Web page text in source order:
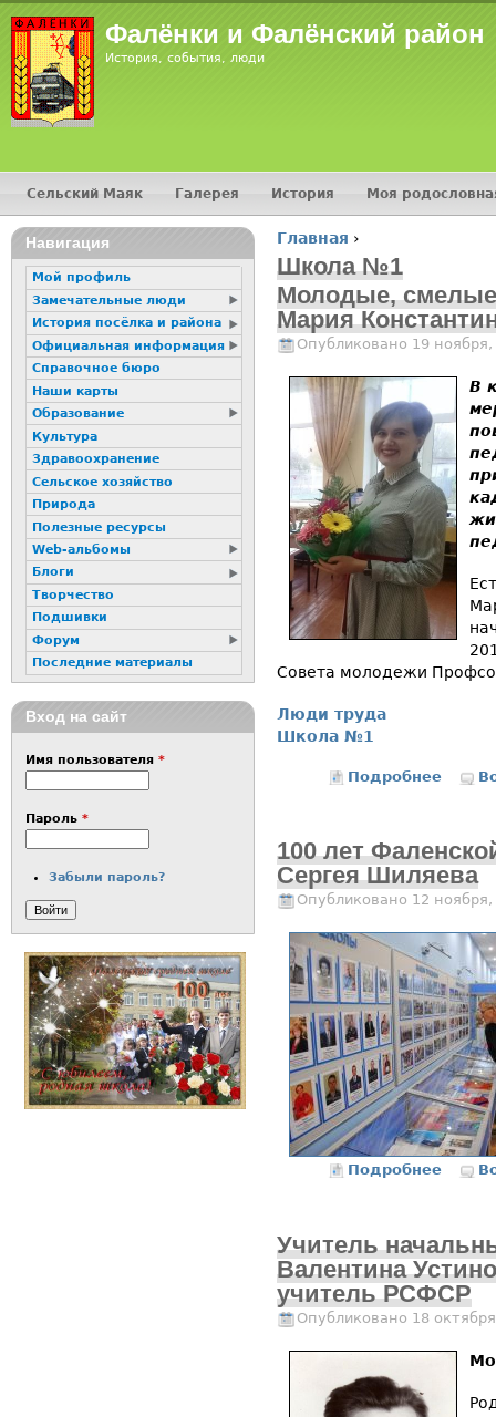
Фалёнки и Фалёнский район
История, события, люди
Вы здесь
Главная ›
Школа №1
Молодые, смелые
Мария
Опубликовано 19
В
Совета молодежи
Люди труда
Школа №1
Подробнее о
100 лет
Сергея Шиляева
Опубликовано 12
Подробнее о 100
Учитель
Валентина
учитель РСФСР
Опубликовано 18
Главное меню
Сельский Маяк Галерея История Моя
16+
Навигация
Мой профиль
Замечательные люди
История посёлка и района
Официальная информация
Справочное бюро
Наши карты
Образование
Культура
Здравоохранение
Сельское хозяйство
Природа
Полезные ресурсы
Web-альбомы
Блоги
Творчество
Подшивки
Форум
Последние материалы
Вход на сайт
Имя пользователя *
Пароль *
Забыли пароль?